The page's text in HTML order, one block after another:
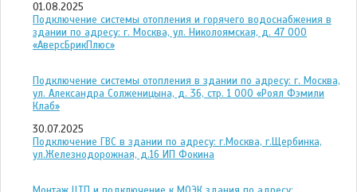
01.08.2025
Подключение системы отопления и горячего водоснабжения в
здании по адресу: г. Москва, ул. Николоямская, д. 47 ООО
«АверсБрикПлюс»
Подключение системы отопления в здании по адресу: г. Москва,
ул. Александра Солженицына, д. 36, стр. 1 ООО «Роял Фэмили
Клаб»
30.07.2025
Подключение ГВС в здании по адресу: г.Москва, г.Щербинка,
ул.Железнодорожная, д.16 ИП Фокина